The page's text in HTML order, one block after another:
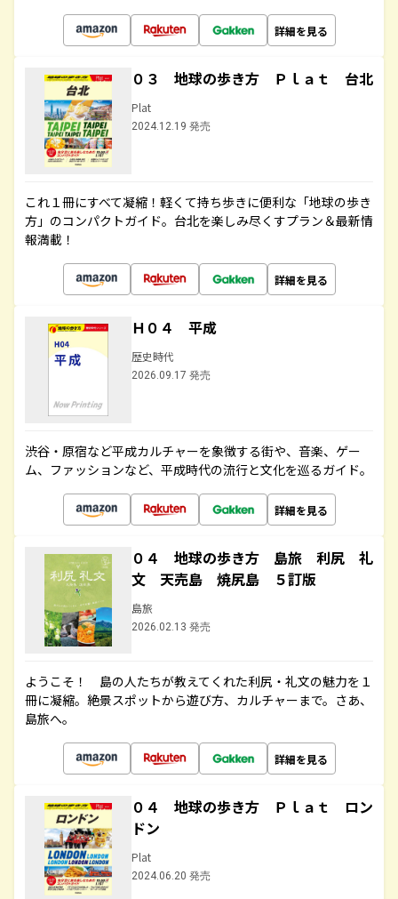
詳細を見る
０３ 地球の歩き方 Ｐｌａｔ 台北
Plat
2024.12.19 発売
これ１冊にすべて凝縮！軽くて持ち歩きに便利な「地球の歩き
方」のコンパクトガイド。台北を楽しみ尽くすプラン＆最新情
報満載！
詳細を見る
Ｈ０４ 平成
歴史時代
2026.09.17 発売
渋谷・原宿など平成カルチャーを象徴する街や、音楽、ゲー
ム、ファッションなど、平成時代の流行と文化を巡るガイド。
詳細を見る
０４ 地球の歩き方 島旅 利尻 礼
文 天売島 焼尻島 ５訂版
島旅
2026.02.13 発売
ようこそ！ 島の人たちが教えてくれた利尻・礼文の魅力を１
冊に凝縮。絶景スポットから遊び方、カルチャーまで。さあ、
島旅へ。
詳細を見る
０４ 地球の歩き方 Ｐｌａｔ ロン
ドン
Plat
2024.06.20 発売